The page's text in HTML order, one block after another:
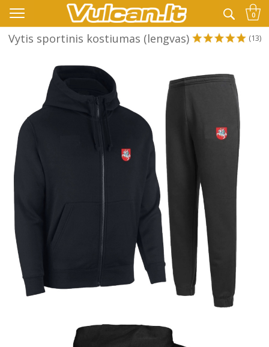
👉 -10% KODAS VISKAM PAPILDOMAI: VASARA 0
Vytis sportinis kostiumas (lengvas) (13)